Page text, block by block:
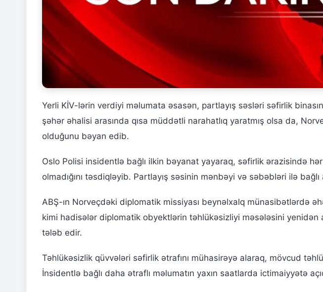
Yerli KİV-lərin verdiyi məlumata əsasən, partlayış səsləri səfirlik
şəhər əhalisi arasında qısa müddətli narahatlıq yaratmış olsa da,
olduğunu bəyan edib.
Oslo Polisi insidentlə bağlı ilkin bəyanat yayaraq, səfirlik ərazisində hər
olmadığını təsdiqləyib. Partlayış səsinin mənbəyi və səbəbləri ilə
ABŞ-ın Norveçdəki diplomatik missiyası beynəlxalq münasibətlərdə
kimi hadisələr diplomatik obyektlərin təhlükəsizliyi məsələsini yenidən
tələb edir.
Təhlükəsizlik qüvvələri səfirlik ətrafını mühasirəyə alaraq, mövcud
İnsidentlə bağlı daha ətraflı məlumatın yaxın saatlarda ictimaiyyətə